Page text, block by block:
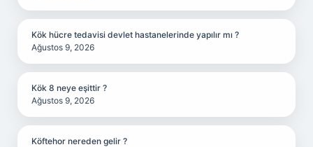
Kök hücre tedavisi devlet hastanelerinde yapılır mı ?
Ağustos 9, 2026
Kök 8 neye eşittir ?
Ağustos 9, 2026
Köftehor nereden gelir ?